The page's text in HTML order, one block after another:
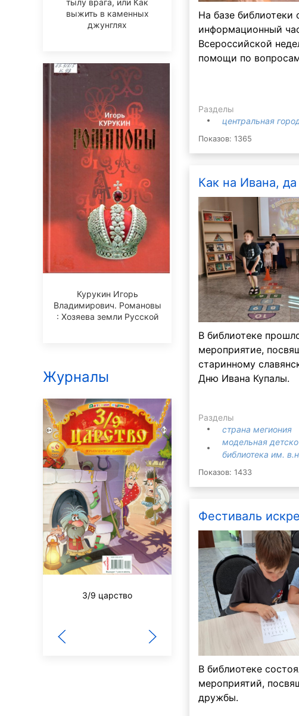
выжить в каменных
джунглях
Курукин Игорь
Владимирович. Романовы
: Хозяева земли Русской
Журналы
3/9 царство
Будь здоров!
На базе библиотеки
информационный
Всероссийской
помощи по
Разделы
центральная
Показов: 1365
Как на Ивана,
В библиотеке
мероприятие,
старинному
Дню Ивана Купалы.
Разделы
страна мегиония
модельная
библиотека им.
Показов: 1433
Фестиваль
В библиотеке
мероприятий,
дружбы.